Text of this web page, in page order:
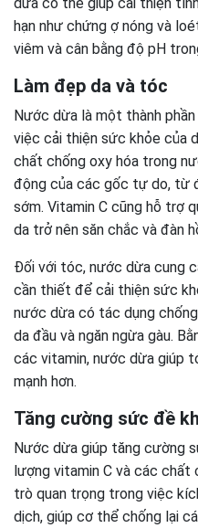
hạn như chứng ợ nóng và
viêm và cân bằng độ pH
Làm đẹp da và tóc
Nước dừa là một thành
việc cải thiện sức khỏe của
chất chống oxy hóa trong
động của các gốc tự do, từ
sớm. Vitamin C cũng hỗ trợ
da trở nên săn chắc và đàn
Đối với tóc, nước dừa cung
cần thiết để cải thiện sức
nước dừa có tác dụng
da đầu và ngăn ngừa gàu.
các vitamin, nước dừa giúp
mạnh hơn.
Tăng cường sức đề
Nước dừa giúp tăng cường
lượng vitamin C và các chất
trò quan trọng trong việc
dịch, giúp cơ thể chống lại